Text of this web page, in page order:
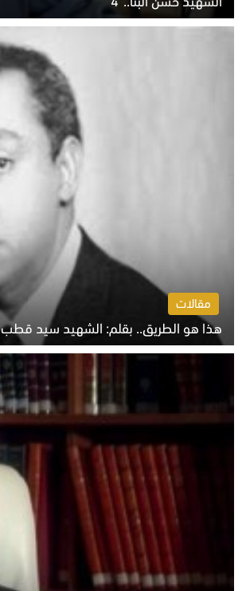
الخميس 6 أغسطس 2026 10:27 ص
مقالات
هذا هو الطريق.. بقلم: الشهيد سيد قطب
الخميس 6 أغسطس 2026 10:52 ص